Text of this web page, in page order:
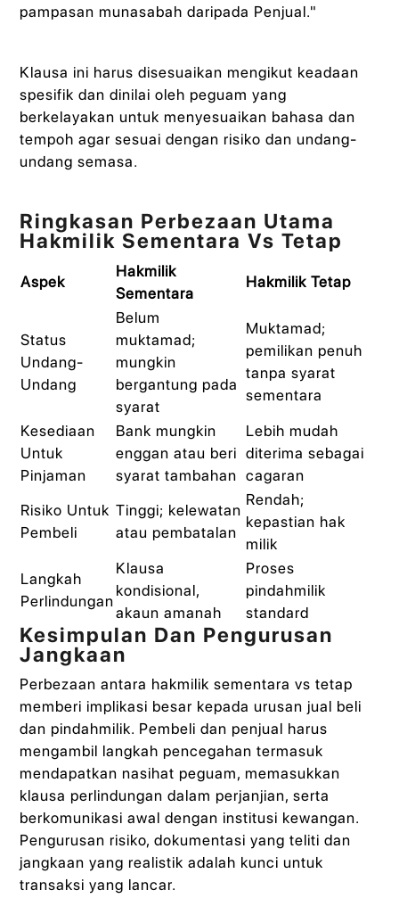
pampasan munasabah daripada Penjual."
Klausa ini harus disesuaikan mengikut keadaan
spesifik dan dinilai oleh peguam yang
berkelayakan untuk menyesuaikan bahasa dan
tempoh agar sesuai dengan risiko dan undang-
undang semasa.
Ringkasan Perbezaan Utama
Hakmilik Sementara Vs Tetap
Aspek
Hakmilik
Sementara
Hakmilik Tetap
Status
Undang-
Undang
Belum
muktamad;
mungkin
bergantung pada
syarat
Muktamad;
pemilikan penuh
tanpa syarat
sementara
Kesediaan
Untuk
Pinjaman
Bank mungkin
enggan atau beri
syarat tambahan
Lebih mudah
diterima sebagai
cagaran
Risiko Untuk
Pembeli
Tinggi; kelewatan
atau pembatalan
Rendah;
kepastian hak
milik
Langkah
Perlindungan
Klausa
kondisional,
akaun amanah
Proses
pindahmilik
standard
Kesimpulan Dan Pengurusan
Jangkaan
Perbezaan antara hakmilik sementara vs tetap
memberi implikasi besar kepada urusan jual beli
dan pindahmilik. Pembeli dan penjual harus
mengambil langkah pencegahan termasuk
mendapatkan nasihat peguam, memasukkan
klausa perlindungan dalam perjanjian, serta
berkomunikasi awal dengan institusi kewangan.
Pengurusan risiko, dokumentasi yang teliti dan
jangkaan yang realistik adalah kunci untuk
transaksi yang lancar.